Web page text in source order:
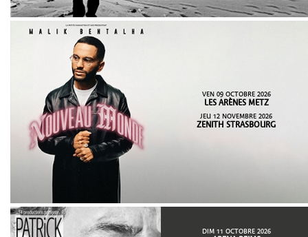
VEN 09 OCTOBRE 2026
LES ARÈNES METZ
JEU 12 NOVEMBRE 2026
ZENITH STRASBOURG
DIM 11 OCTOBRE 2026